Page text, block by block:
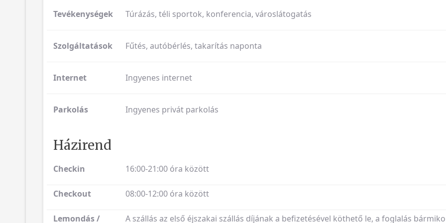
Tevékenységek Túrázás, téli sportok, konferencia, városlátogatás
Szolgáltatások Fűtés, autóbérlés, takarítás naponta
Internet Ingyenes internet
Parkolás Ingyenes privát parkolás
Házirend
Checkin 16:00-21:00 óra között
Checkout 08:00-12:00 óra között
Lemondás / A szállás az első éjszakai szállás díjának a befizetésével köthető le, a foglalás